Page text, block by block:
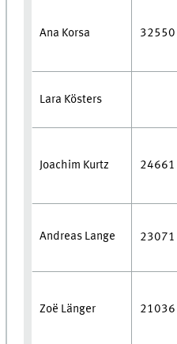
Ana Korsa 32550
Lara Kösters
Joachim Kurtz 24661
Andreas Lange 23071
Zoë Länger 21036